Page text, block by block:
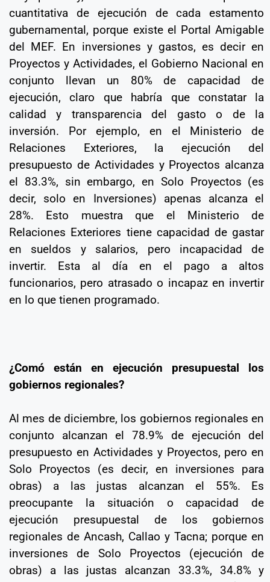
cuantitativa de ejecución de cada estamento
gubernamental, porque existe el Portal Amigable
del MEF. En inversiones y gastos, es decir en
Proyectos y Actividades, el Gobierno Nacional en
conjunto llevan un 80% de capacidad de
ejecución, claro que habría que constatar la
calidad y transparencia del gasto o de la
inversión. Por ejemplo, en el Ministerio de
Relaciones Exteriores, la ejecución del
presupuesto de Actividades y Proyectos alcanza
el 83.3%, sin embargo, en Solo Proyectos (es
decir, solo en Inversiones) apenas alcanza el
28%. Esto muestra que el Ministerio de
Relaciones Exteriores tiene capacidad de gastar
en sueldos y salarios, pero incapacidad de
invertir. Esta al día en el pago a altos
funcionarios, pero atrasado o incapaz en invertir
en lo que tienen programado.
¿Comó están en ejecución presupuestal los
gobiernos regionales?
Al mes de diciembre, los gobiernos regionales en
conjunto alcanzan el 78.9% de ejecución del
presupuesto en Actividades y Proyectos, pero en
Solo Proyectos (es decir, en inversiones para
obras) a las justas alcanzan el 55%. Es
preocupante la situación o capacidad de
ejecución presupuestal de los gobiernos
regionales de Ancash, Callao y Tacna; porque en
inversiones de Solo Proyectos (ejecución de
obras) a las justas alcanzan 33.3%, 34.8% y